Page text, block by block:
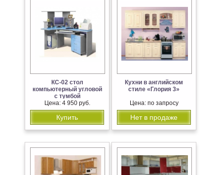
КС-02 стол
компьютерный угловой
с тумбой
Цена: 4 950 руб.
Купить
Кухни в английском
стиле «Глория 3»
Цена: по запросу
Нет в продаже